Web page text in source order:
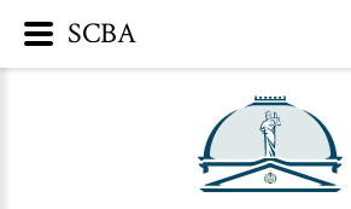
SCBA